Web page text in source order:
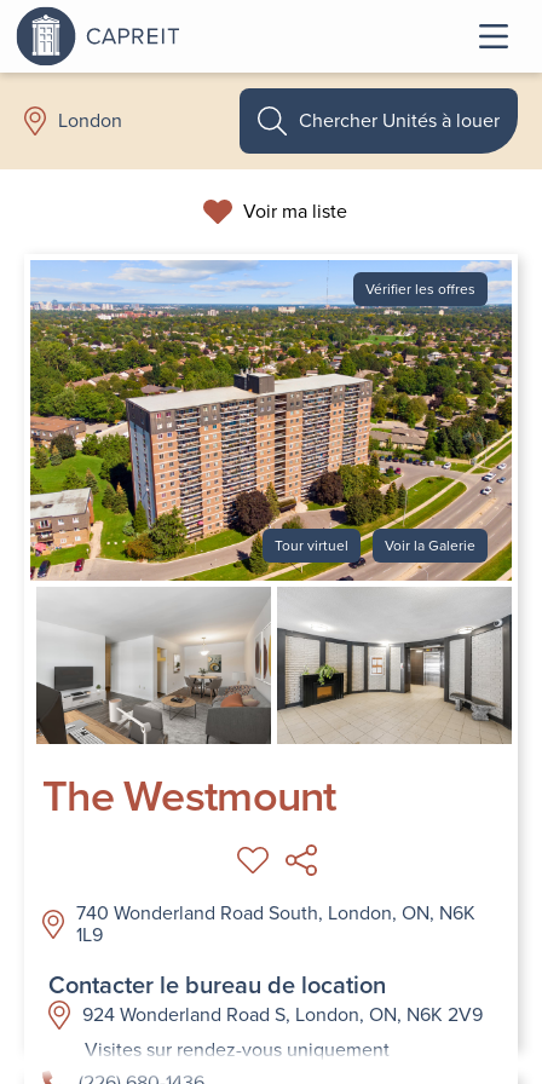
London
Voir ma liste
Chercher Unités à louer
Vérifier les offres
Tour virtuel Voir la Galerie
The Westmount
740 Wonderland Road South, London, ON, N6K
1L9
Contacter le bureau de location
924 Wonderland Road S, London, ON, N6K 2V9
Visites sur rendez-vous uniquement